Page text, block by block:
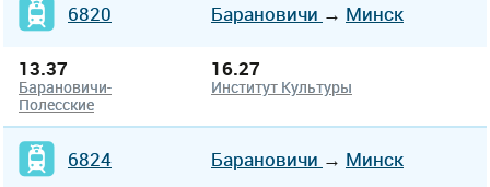
6820 Барановичи → Минск
13.37
Барановичи-
Полесские
16.27
Институт Культуры
6824 Барановичи → Минск